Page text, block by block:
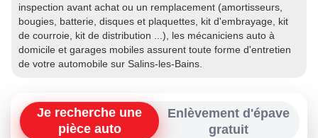
inspection avant achat ou un remplacement (amortisseurs,
bougies, batterie, disques et plaquettes, kit d'embrayage, kit
de courroie, kit de distribution ...), les mécaniciens auto à
domicile et garages mobiles assurent toute forme d'entretien
de votre automobile sur Salins-les-Bains.
Je recherche une
pièce auto
Enlèvement d'épave
gratuit